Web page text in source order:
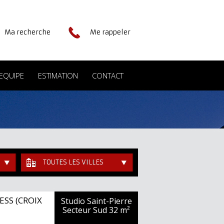
Me rappeler
Ma recherche
EQUIPE ESTIMATION CONTACT
TOUTES LES VILLES
(CROIX
Studio Saint-Pierre
Secteur Sud 32 m²